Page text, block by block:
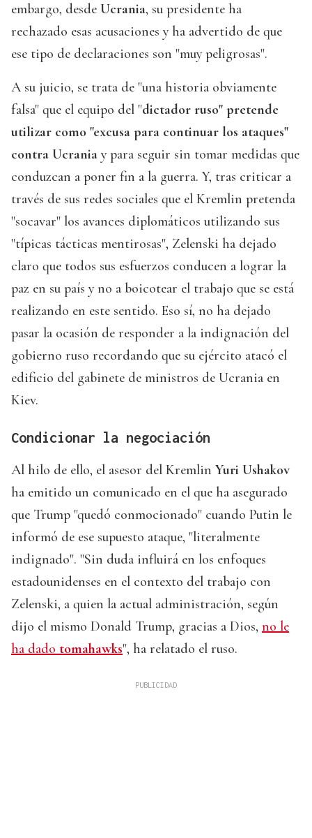
embargo, desde Ucrania, su presidente ha
rechazado esas acusaciones y ha advertido de que
ese tipo de declaraciones son "muy peligrosas".
A su juicio, se trata de "una historia obviamente
falsa" que el equipo del "dictador ruso" pretende
utilizar como "excusa para continuar los ataques"
contra Ucrania y para seguir sin tomar medidas que
conduzcan a poner fin a la guerra. Y, tras criticar a
través de sus redes sociales que el Kremlin pretenda
"socavar" los avances diplomáticos utilizando sus
"típicas tácticas mentirosas", Zelenski ha dejado
claro que todos sus esfuerzos conducen a lograr la
paz en su país y no a boicotear el trabajo que se está
realizando en este sentido. Eso sí, no ha dejado
pasar la ocasión de responder a la indignación del
gobierno ruso recordando que su ejército atacó el
edificio del gabinete de ministros de Ucrania en
Kiev.
Condicionar la negociación
Al hilo de ello, el asesor del Kremlin Yuri Ushakov
ha emitido un comunicado en el que ha asegurado
que Trump "quedó conmocionado" cuando Putin le
informó de ese supuesto ataque, "literalmente
indignado". "Sin duda influirá en los enfoques
estadounidenses en el contexto del trabajo con
Zelenski, a quien la actual administración, según
dijo el mismo Donald Trump, gracias a Dios, no le
ha dado tomahawks", ha relatado el ruso.